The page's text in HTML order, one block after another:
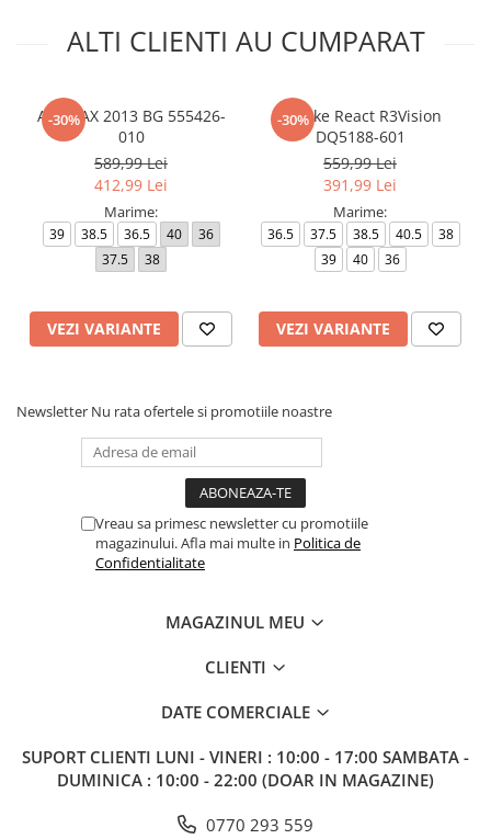
ALTI CLIENTI AU CUMPARAT
-30%
AIR MAX 2013 BG 555426-
010
589,99 Lei
412,99 Lei
Marime:
39 38.5 36.5 40
36
37.5
38
VEZI VARIANTE
-30%
W Nike React R3Vision
DQ5188-601
559,99 Lei
391,99 Lei
Marime:
36.5 37.5 38.5 40.5
38
39
40 36
VEZI VARIANTE
Newsletter Nu rata ofertele si promotiile noastre
Vreau sa primesc newsletter cu promotiile
magazinului. Afla mai multe in Politica de
Confidentialitate
MAGAZINUL MEU
CLIENTI
DATE COMERCIALE
SUPORT CLIENTI LUNI - VINERI : 10:00 - 17:00 SAMBATA -
DUMINICA : 10:00 - 22:00 (DOAR IN MAGAZINE)
0770 293 559